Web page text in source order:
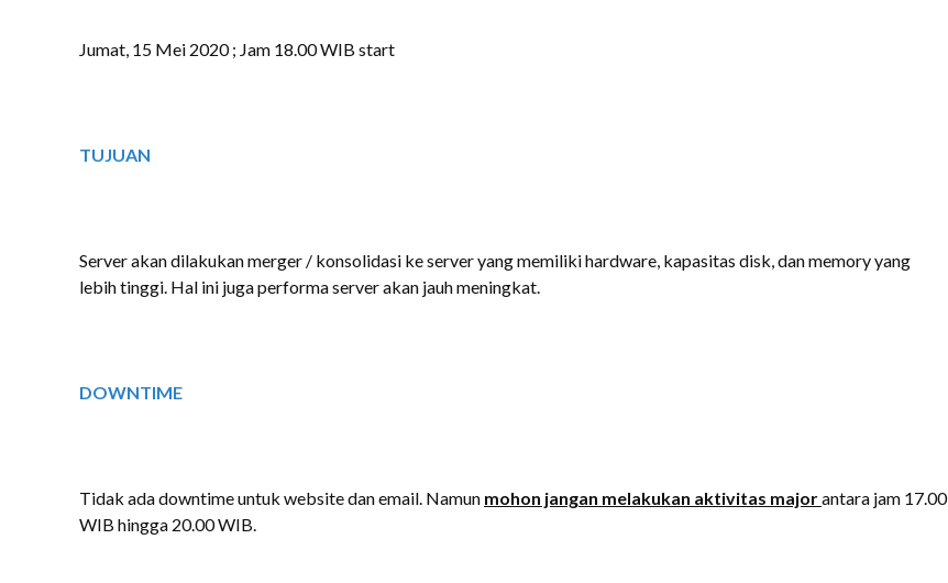
Jumat, 15 Mei 2020 ; Jam 18.00 WIB start
TUJUAN
Server akan dilakukan merger / konsolidasi ke server yang memiliki hardware, kapasitas disk, dan memory yang
lebih tinggi. Hal ini juga performa server akan jauh meningkat.
DOWNTIME
Tidak ada downtime untuk website dan email. Namun mohon jangan melakukan aktivitas majorantara jam 17.00
WIB hingga 20.00 WIB.